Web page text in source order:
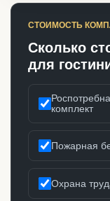
СТОИМОСТЬ
Сколько
для
комплект
Пожарная
Охрана